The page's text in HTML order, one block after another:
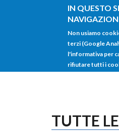
IN QUESTO
Non usiamo
terzi (Google
l'informativa per
rifiutare tutti i
Salta al contenuto principale
TUTTE